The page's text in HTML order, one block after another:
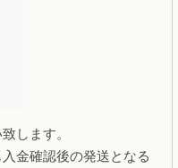
します。
金確認後の発送となる